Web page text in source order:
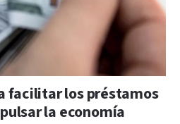
facilitar los préstamos
la economía